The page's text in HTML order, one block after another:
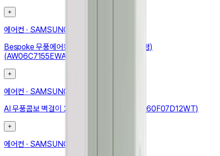
+
에어컨 · SAMSUNG
Bespoke 무풍에어컨 윈도우핏 19.2㎡ (매립형)
(AW06C7155EWAZ)
+
에어컨 · SAMSUNG
AI 무풍콤보 벽걸이 24.4㎡ (리모컨 포함) (AR60F07D12WT)
+
에어컨 · SAMSUNG